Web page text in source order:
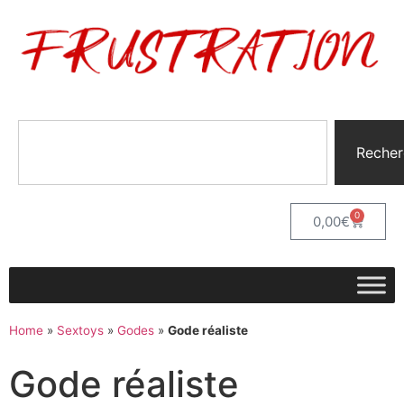
0,00€ 0
Home » Sextoys » Godes » Gode réaliste
Gode réaliste